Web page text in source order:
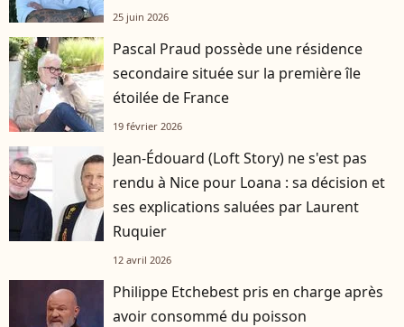
25 juin 2026
Pascal Praud possède une résidence
secondaire située sur la première île
étoilée de France
19 février 2026
Jean-Édouard (Loft Story) ne s'est pas
rendu à Nice pour Loana : sa décision et
ses explications saluées par Laurent
Ruquier
12 avril 2026
Philippe Etchebest pris en charge après
avoir consommé du poisson